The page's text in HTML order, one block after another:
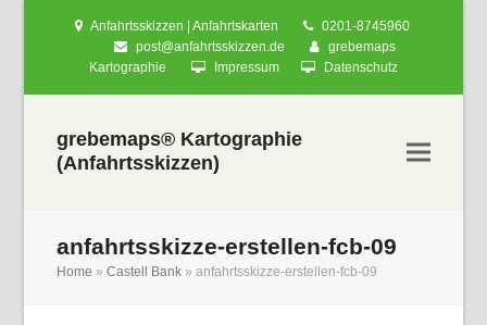
Anfahrtsskizzen | Anfahrtskarten
0201-8745960
post@anfahrtsskizzen.de
grebemaps
Kartographie
Impressum Datenschutz
grebemaps® Kartographie
(Anfahrtsskizzen)
anfahrtsskizze-erstellen-fcb-09
Home »Castell Bank »anfahrtsskizze-erstellen-fcb-09